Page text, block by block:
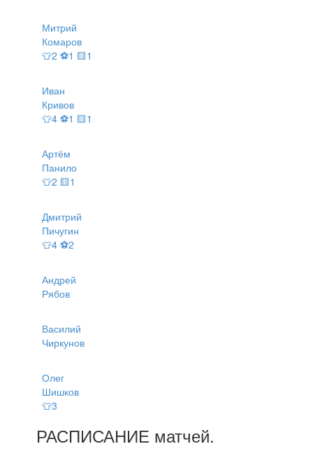
Митрий
Комаров
👕2 ⚽1 🟨1
Иван
Кривов
👕4 ⚽1 🟨1
Артём
Панило
👕2 🟨1
Дмитрий
Пичугин
👕4 ⚽2
Андрей
Рябов
Василий
Чиркунов
Олег
Шишков
👕3
РАСПИСАНИЕ матчей.